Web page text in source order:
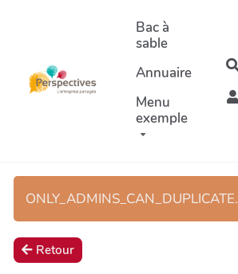
Aller au contenu principal
Bac à
sable
Annuaire
Menu
exemple
ONLY_ADMINS_CAN_DUPLICATE.
Retour